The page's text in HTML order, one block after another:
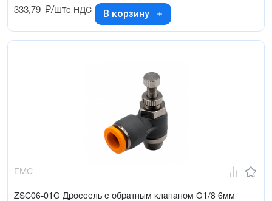
333,79 ₽/штс НДС В корзину
EMC
ZSC06-01G Дроссель с обратным клапаном G1/8 6мм